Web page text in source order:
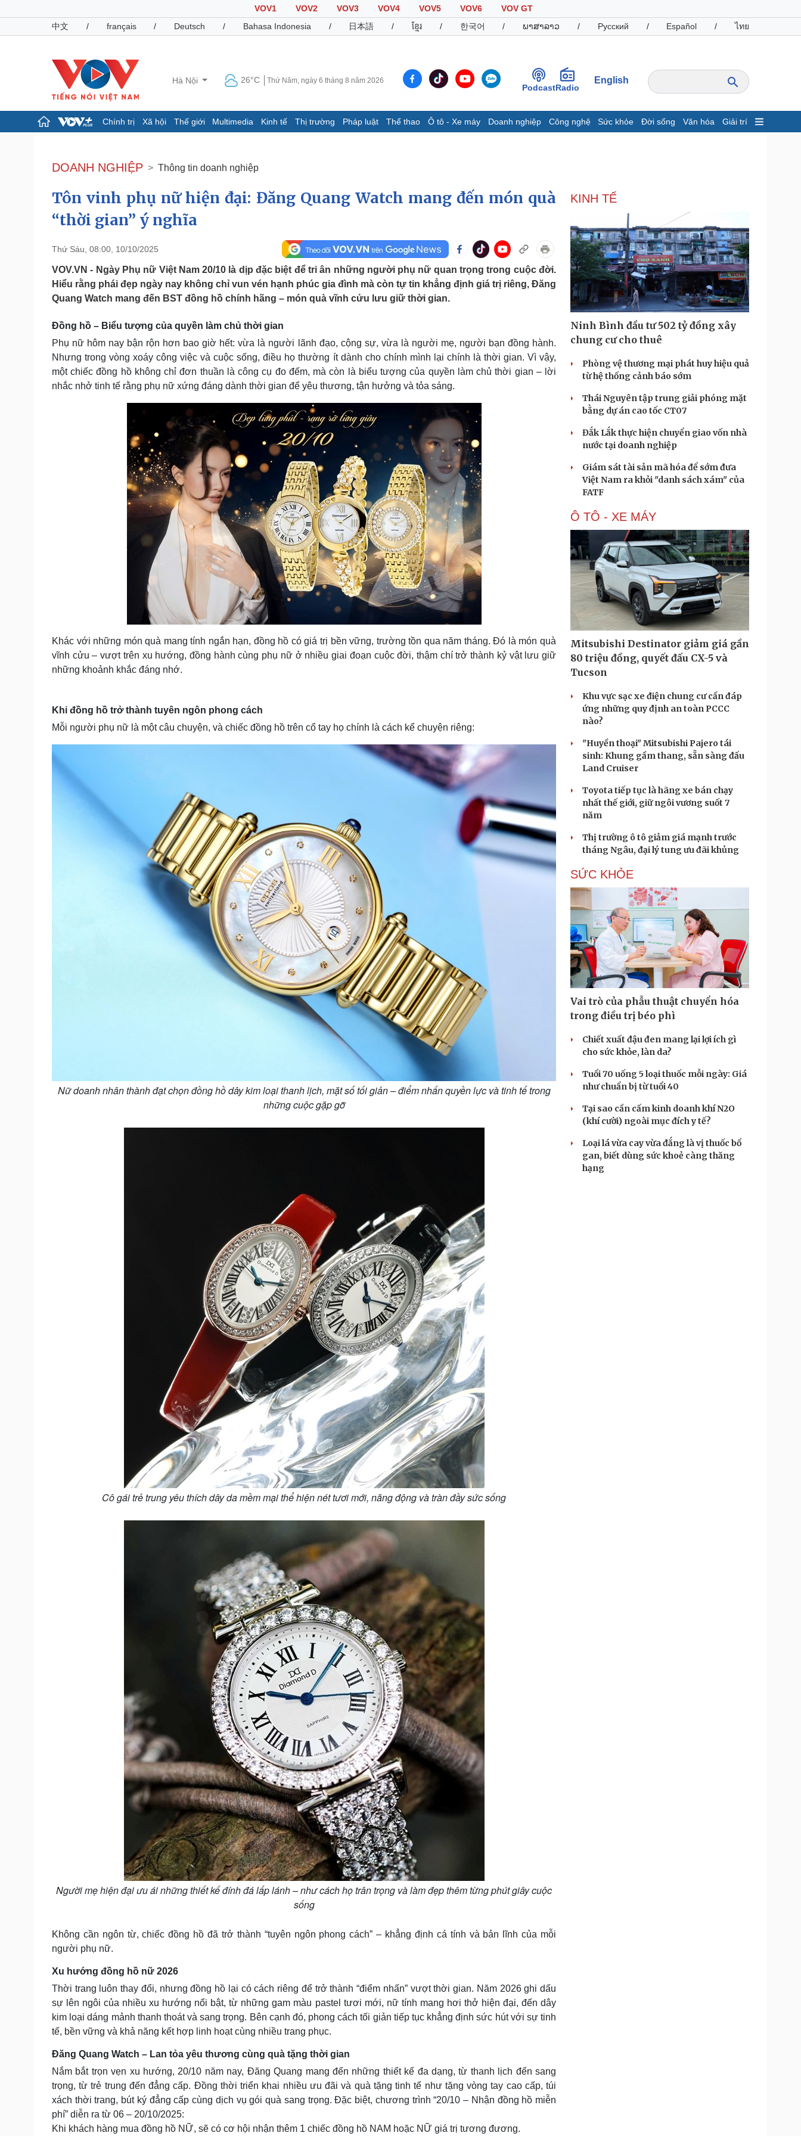
VOV1 VOV2 VOV3 VOV4 VOV5 VOV6
VOV GT
中文
/ français / Deutsch / Bahasa Indonesia / 日本語 / ខ្មែរ / 한국어 / ພາສາລາວ / Русский / Español / ไทย
Hà Nội 26°C Thứ Năm, ngày 6 tháng 8 năm 2026
PodcastRadio
English
Chính trị Xã hội Thế giới Multimedia Kinh tế Thị trường Pháp luật Thể thao Ô tô - Xe máy Doanh nghiệp Công nghệ Sức khỏe Đời sống Văn hóa Giải trí
Đảng
Tổ chức nhân sự
Nhận diện sự thật
Tin 24h
Dự báo thời tiết
Dấu ấn VOV
Việc làm
Biển đảo
Infographic
Giá cà phê
Pháp luật
Tin nóng
Tư vấn luật
Việt Nam
Phân tích
Thể thao
Bóng đá
Lịch thi đấu bóng đá
Thế giới thể thao
eSports
Ô tô - Xe máy
Ô tô
Xe máy
Tư vấn
Doanh nghiệp
Thông tin doanh nghiệp
Doanh nghiệp 24h
Doanh nhân
Vì cộng đồng
Công nghệ
Sành điệu
Tin Công nghệ
Trải nghiệm
Chuyển đổi số
Sức khỏe
Dinh dưỡng - món ngon
Cây thuốc
Sản phụ khoa
Nhi khoa
Đời sống
Nhà đẹp
Blog
Tình yêu - Gia đình
Sân khấu - Điện ảnh
Văn học
Âm nhạc
Di sản
Nghệ sĩ
Thời trang
Sao Việt
Tư vấn
Săn Tour
check-in
Podcast
Đọc truyện đêm khuya
Cửa sổ tình yêu
Hạt giống tâm hồn
DOANH NGHIỆP Thông tin doanh nghiệp
Tôn vinh phụ nữ hiện đại: Đăng Quang Watch mang đến món quà
“thời gian” ý nghĩa
Thứ Sáu, 08:00, 10/10/2025
VOV.VN - Ngày Phụ nữ Việt Nam 20/10 là dịp đặc biệt để tri ân những người phụ nữ quan trọng trong cuộc đời.
Hiểu rằng phái đẹp ngày nay không chỉ vun vén hạnh phúc gia đình mà còn tự tin khẳng định giá trị riêng, Đăng
Quang Watch mang đến BST đồng hồ chính hãng – món quà vĩnh cửu lưu giữ thời gian.
Đồng hồ – Biểu tượng của quyền làm chủ thời gian
Phụ nữ hôm nay bận rộn hơn bao giờ hết: vừa là người lãnh đạo, cộng sự, vừa là người mẹ, người bạn đồng hành.
Nhưng trong vòng xoáy công việc và cuộc sống, điều họ thường ít dành cho chính mình lại chính là thời gian. Vì vậy,
một chiếc đồng hồ không chỉ đơn thuần là công cụ đo đếm, mà còn là biểu tượng của quyền làm chủ thời gian – lời
nhắc nhở tinh tế rằng phụ nữ xứng đáng dành thời gian để yêu thương, tận hưởng và tỏa sáng.
Khác với những món quà mang tính ngắn hạn, đồng hồ có giá trị bền vững, trường tồn qua năm tháng. Đó là món quà
vĩnh cửu – vượt trên xu hướng, đồng hành cùng phụ nữ ở nhiều giai đoạn cuộc đời, thậm chí trở thành kỷ vật lưu giữ
những khoảnh khắc đáng nhớ.
Khi đồng hồ trở thành tuyên ngôn phong cách
Mỗi người phụ nữ là một câu chuyện, và chiếc đồng hồ trên cổ tay họ chính là cách kể chuyện riêng:
Nữ doanh nhân thành đạt chọn đồng hồ dây kim loại thanh lịch, mặt số tối giản – điểm nhấn quyền lực và tinh tế trong
những cuộc gặp gỡ
Cô gái trẻ trung yêu thích dây da mềm mại thể hiện nét tươi mới, năng động và tràn đầy sức sống
Người mẹ hiện đại ưu ái những thiết kế đính đá lấp lánh – như cách họ trân trọng và làm đẹp thêm từng phút giây cuộc
sống
Không cần ngôn từ, chiếc đồng hồ đã trở thành “tuyên ngôn phong cách” – khẳng định cá tính và bản lĩnh của mỗi
người phụ nữ.
Xu hướng đồng hồ nữ 2026
Thời trang luôn thay đổi, nhưng đồng hồ lại có cách riêng để trở thành “điểm nhấn” vượt thời gian. Năm 2026 ghi dấu
sự lên ngôi của nhiều xu hướng nổi bật, từ những gam màu pastel tươi mới, nữ tính mang hơi thở hiện đại, đến dây
kim loại dáng mảnh thanh thoát và sang trọng. Bên cạnh đó, phong cách tối giản tiếp tục khẳng định sức hút với sự tinh
tế, bền vững và khả năng kết hợp linh hoạt cùng nhiều trang phục.
Đăng Quang Watch – Lan tỏa yêu thương cùng quà tặng thời gian
Nắm bắt trọn vẹn xu hướng, 20/10 năm nay, Đăng Quang mang đến những thiết kế đa dạng, từ thanh lịch đến sang
trọng, từ trẻ trung đến đẳng cấp. Đồng thời triển khai nhiều ưu đãi và quà tặng tinh tế như tặng vòng tay cao cấp, túi
xách thời trang, bút ký đẳng cấp cùng dịch vụ gói quà sang trọng. Đặc biệt, chương trình “20/10 – Nhận đồng hồ miễn
phí” diễn ra từ 06 – 20/10/2025:
Khi khách hàng mua đồng hồ NỮ, sẽ có cơ hội nhận thêm 1 chiếc đồng hồ NAM hoặc NỮ giá trị tương đương.
KINH TẾ
Ninh Bình đầu tư 502 tỷ đồng xây
chung cư cho thuê
Phòng vệ thương mại phát huy hiệu quả
từ hệ thống cảnh báo sớm
Thái Nguyên tập trung giải phóng mặt
bằng dự án cao tốc CT07
Đắk Lắk thực hiện chuyển giao vốn nhà
nước tại doanh nghiệp
Giám sát tài sản mã hóa để sớm đưa
Việt Nam ra khỏi "danh sách xám" của
FATF
Ô TÔ - XE MÁY
Mitsubishi Destinator giảm giá gần
80 triệu đồng, quyết đấu CX-5 và
Tucson
Khu vực sạc xe điện chung cư cần đáp
ứng những quy định an toàn PCCC
nào?
"Huyền thoại" Mitsubishi Pajero tái
sinh: Khung gầm thang, sẵn sàng đấu
Land Cruiser
Toyota tiếp tục là hãng xe bán chạy
nhất thế giới, giữ ngôi vương suốt 7
năm
Thị trường ô tô giảm giá mạnh trước
tháng Ngâu, đại lý tung ưu đãi khủng
SỨC KHỎE
Vai trò của phẫu thuật chuyển hóa
trong điều trị béo phì
Chiết xuất đậu đen mang lại lợi ích gì
cho sức khỏe, làn da?
Tuổi 70 uống 5 loại thuốc mỗi ngày: Giá
như chuẩn bị từ tuổi 40
Tại sao cần cấm kinh doanh khí N2O
(khí cười) ngoài mục đích y tế?
Loại lá vừa cay vừa đắng là vị thuốc bổ
gan, biết dùng sức khoẻ càng thăng
hạng